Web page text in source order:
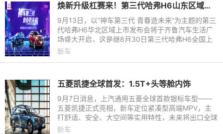
焕新升级杠赛来！第三代哈弗H6山东区域即将上市
9月13日，以“神车第三代 青春造未来”为主题的第三
代哈弗H6华北区域上市发布会将于齐鲁汽车生活广
场盛大开启，这是继8月30日第三代哈弗H6全国上
市发布后首场华北区域上市活动，为了满足各位粉丝
新车
五菱凯捷全球首发：1.5T+头等舱内饰
9月7日消息，上汽通用五菱全球首款银标车型——
五菱凯捷正式亮相，新车定位紧凑型高端MPV，主
打舒适、安全、大空间等实用特性，未来将出口全球
其他市场。作为银标首款旗舰车型，五菱凯捷采用颠
新车